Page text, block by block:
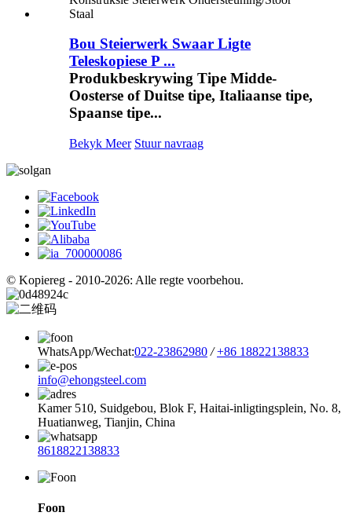
Bou Steierwerk Swaar Ligte
Teleskopiese P ...
Produkbeskrywing Tipe Midde-
Oosterse of Duitse tipe, Italiaanse tipe,
Spaanse tipe...
Bekyk Meer Stuur navraag
© Kopiereg - 2010-2026: Alle regte voorbehou.
WhatsApp/Wechat:022-23862980 / +86 18822138833
info@ehongsteel.com
Kamer 510, Suidgebou, Blok F, Haitai-inligtingsplein, No. 8,
Huatianweg, Tianjin, China
8618822138833
Foon